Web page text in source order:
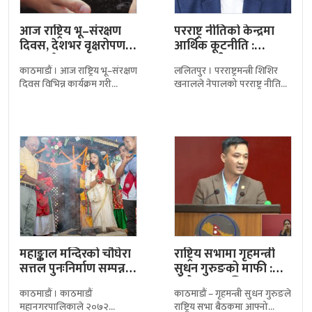
आज राष्ट्रिय भू–संरक्षण
दिवस, देशभर वृक्षरोपण
तथा सचेतनामूलक
कार्यक्रम
काठमाडौं । आज राष्ट्रिय भू–संरक्षण
दिवस विभिन्न कार्यक्रम गरी
परराष्ट्र नीतिको केन्द्रमा
आर्थिक कूटनीति :
परराष्ट्रमन्त्री खनाल
ललितपुर । परराष्ट्रमन्त्री शिशिर
खनालले नेपालको परराष्ट्र नीतिको
महाङ्काल मन्दिरको चौघेरा
सत्तल पुनःनिर्माण सम्पन्न,
महानगरद्वारा उद्घाटन
काठमाडौं । काठमाडौं
महानगरपालिकाले २०७२
राष्ट्रिय सभामा गृहमन्त्री
सुधन गुरुङको माफी :
‘मेरो भाषा अलि…
काठमाडौं – गृहमन्त्री सुधन गुरुङले
राष्ट्रिय सभा बैठकमा आफ्नो